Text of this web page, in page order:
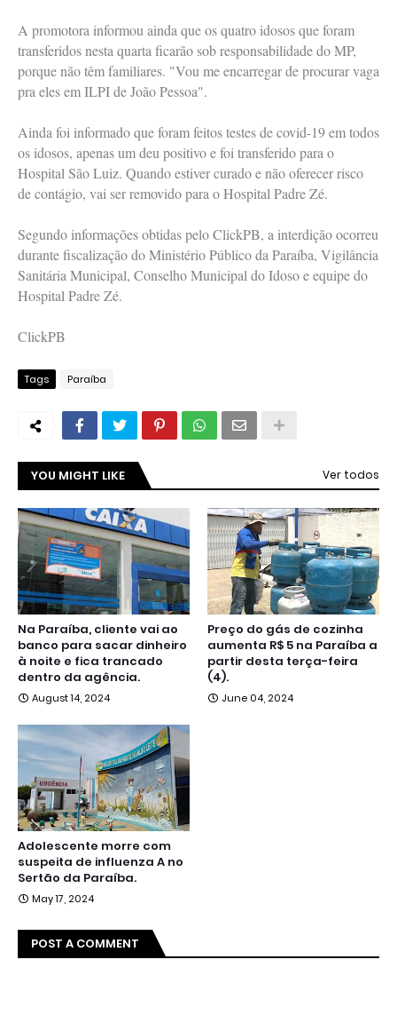
A promotora informou ainda que os quatro idosos que foram
transferidos nesta quarta ficarão sob responsabilidade do MP,
porque não têm familiares. "Vou me encarregar de procurar vaga
pra eles em ILPI de João Pessoa".
Ainda foi informado que foram feitos testes de covid-19 em todos
os idosos, apenas um deu positivo e foi transferido para o
Hospital São Luiz. Quando estiver curado e não oferecer risco
de contágio, vai ser removido para o Hospital Padre Zé.
Segundo informações obtidas pelo ClickPB, a interdição ocorreu
durante fiscalização do Ministério Público da Paraíba, Vigilância
Sanitária Municipal, Conselho Municipal do Idoso e equipe do
Hospital Padre Zé.
ClickPB
Tags Paraíba
YOU MIGHT LIKE Ver todos
Na Paraíba, cliente vai ao
banco para sacar dinheiro
à noite e fica trancado
dentro da agência.
August 14, 2024
Preço do gás de cozinha
aumenta R$ 5 na Paraíba a
partir desta terça-feira
(4).
June 04, 2024
Adolescente morre com
suspeita de influenza A no
Sertão da Paraíba.
May 17, 2024
POST A COMMENT